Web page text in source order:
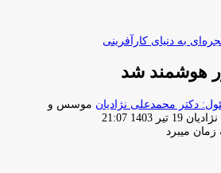
به دنیای کارآفرینی
هوشمند شد
موسس و
ارسال
ایمیل
19 تیر 1403 21:07